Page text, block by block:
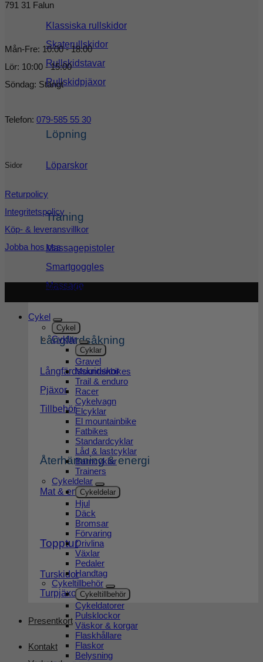
Klassiska rullskidor
Skaterullskidor
Rullskidstavar
Rullskidpjäxor
Löpning
Löparskor
Träning
Massagepistoler
Smartgoggles
Massage
Långfärdsåkning
Långfärdsskridskor
Pjäxor
Tillbehör
Återhämning & energi
Mat & energi
Topptur
Turskidor
Turpjäxor
Presentkort
Kontakt
791 31 Falun
Mån-Fre: 10:00 - 18:00
Lör: 10:00 - 15:00
Söndag: Stängt
Telefon: 079-585 55 30
Sidor
Returpolicy
Integritetspolicy
Köp- & leveransvillkor
Jobba hos oss
Copyright 2026 ©Cykel och Längdspecialisten
Cykel
Cykel
Cyklar
Cyklar
Gravel
Mountainbikes
Trail & enduro
Racer
Cykelvagn
Elcyklar
El mountainbike
Fatbikes
Standardcyklar
Låd & lastcyklar
Barncyklar
Trainers
Cykeldelar
Cykeldelar
Hjul
Däck
Bromsar
Förvaring
Drivlina
Växlar
Pedaler
Handtag
Cykeltillbehör
Cykeltillbehör
Cykeldatorer
Pulsklockor
Väskor & korgar
Flaskhållare
Flaskor
Belysning